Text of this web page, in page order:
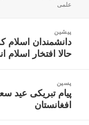
شده
علمی
نوشتهپیشین
نوشته
قبلی:
دانشمندان اسلام
حالا افتخار اسلام
پسین
نوشته
بعدی:
پیام تبریکی عید
افغانستان